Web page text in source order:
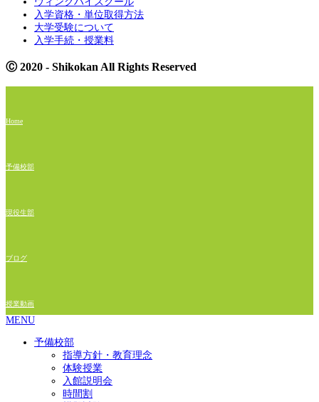
入学資格・単位取得方法
大学受験について
入学手続・授業料
Ⓒ 2020 - Shikokan All Rights Reserved
Home
予備校部
現役生部
ブログ
授業動画
MENU
予備校部
指導方針・教育理念
体験授業
入館説明会
時間割